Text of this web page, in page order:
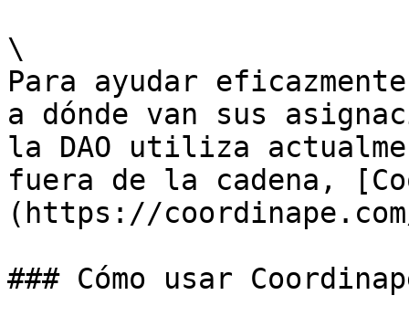
\
Para ayudar
a dónde van sus
la DAO utiliza
fuera de la cadena,
(https://
### Cómo usar